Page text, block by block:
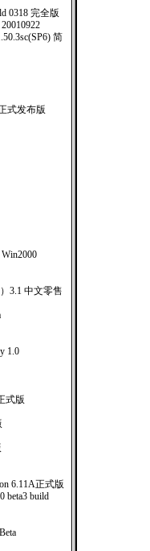
0318 完全版
简
式发布版
3.1 中文零售
1.0
式版
6.11A正式版
beta3 build